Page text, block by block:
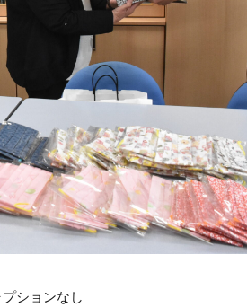
ションなし